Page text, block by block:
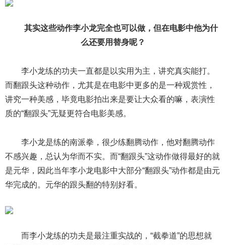
其实这些动作李小龙完全也可以做，但在电影中他为什
么还要用替身呢？
李小龙练的功夫一直都是以实用为主，讲究真实能打。
而翻跟头这种动作，尤其是在电影中更多的是一种观赏性，
讲究一种美感，毕竟电影拍出来是要让大众看的嘛，表演性
质的“翻跟头”无疑更符合电影美感。
李小龙是练的南派拳，很少练翻腾动作，他对翻腾动作
不感兴趣，总认为华而不实。而“翻跟头”这动作做得最好的就
是元华，因此当年李小龙电影中大部分“翻跟头”动作都是由元
华完成的。元华的跟头翻的特别好看。
而李小龙练的功夫是最注重实战的，“截拳道”的思想就